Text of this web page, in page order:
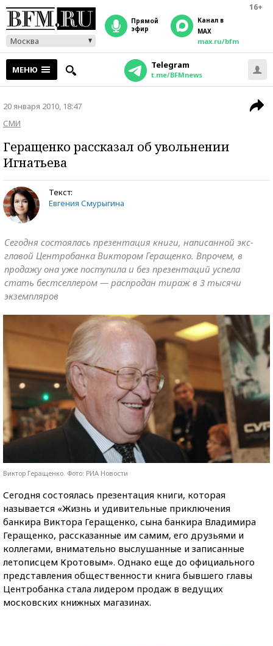
16+
Москва
прямой
эфир
Канал в
MAX
max.ru/bfm
МЕНЮ Telegram
t.me/BFMnews
20 января 2010, 18:47
СМИ
Геращенко рассказал об увольнении
Игнатьева
Текст:
Евгения Смурыгина
Сегодня состоялась презентация книги, написанной экс-
главой Центробанка Виктором Геращенко. Впрочем, в
продажу она уже поступила и без презентаций успела
стать бестселлером — распродан тираж в 3 тысячи
экземпляров
Виктор Геращенко. Фото: РИА Новости
Сегодня состоялась презентация книги, которая
называется «Жизнь и удивительные приключения
банкира Виктора Геращенко, сына банкира Владимира
Геращенко, рассказанные им самим, его друзьями и
коллегами, внимательно выслушанные и записанные
летописцем Кротовым». Однако еще до официального
представления общественности книга бывшего главы
Центробанка стала лидером продаж в ведущих
московских книжных магазинах.